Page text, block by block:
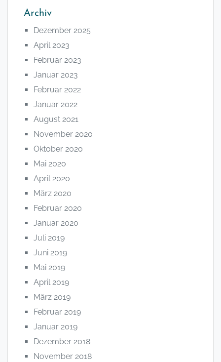
Archiv
Dezember 2025
April 2023
Februar 2023
Januar 2023
Februar 2022
Januar 2022
August 2021
November 2020
Oktober 2020
Mai 2020
April 2020
März 2020
Februar 2020
Januar 2020
Juli 2019
Juni 2019
Mai 2019
April 2019
März 2019
Februar 2019
Januar 2019
Dezember 2018
November 2018